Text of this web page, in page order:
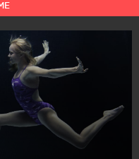
IMAGES